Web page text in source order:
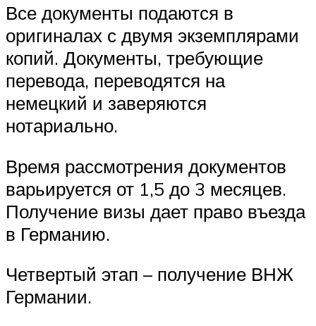
Все документы подаются в
оригиналах с двумя экземплярами
копий. Документы, требующие
перевода, переводятся на
немецкий и заверяются
нотариально.
Время рассмотрения документов
варьируется от 1,5 до 3 месяцев.
Получение визы дает право въезда
в Германию.
Четвертый этап – получение ВНЖ
Германии.